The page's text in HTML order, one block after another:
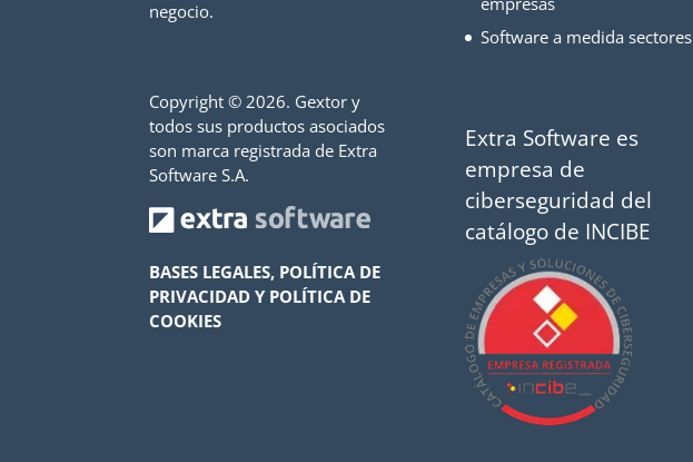
negocio.
Copyright ©2026. Gextor y
todos sus productos asociados
son marca registrada de Extra
Software S.A.
BASES LEGALES, POLÍTICA DE
PRIVACIDAD Y POLÍTICA DE
COOKIES
Software a medida sectores
Extra Software es
empresa de
ciberseguridad del
catálogo de INCIBE